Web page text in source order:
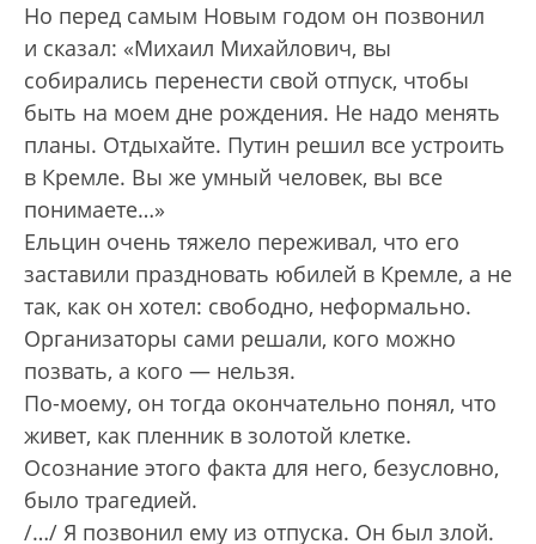
Но перед самым Новым годом он позвонил
и сказал: «Михаил Михайлович, вы
собирались перенести свой отпуск, чтобы
быть на моем дне рождения. Не надо менять
планы. Отдыхайте. Путин решил все устроить
в Кремле. Вы же умный человек, вы все
понимаете…»
Ельцин очень тяжело переживал, что его
заставили праздновать юбилей в Кремле, а не
так, как он хотел: свободно, неформально.
Организаторы сами решали, кого можно
позвать, а кого — нельзя.
По-моему, он тогда окончательно понял, что
живет, как пленник в золотой клетке.
Осознание этого факта для него, безусловно,
было трагедией.
/…/ Я позвонил ему из отпуска. Он был злой.